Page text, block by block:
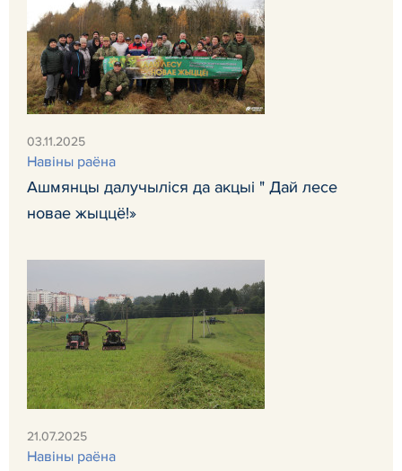
03.11.2025
Навiны раёна
Ашмянцы далучыліся да акцыі " Дай лесе
новае жыццё!»
21.07.2025
Навiны раёна